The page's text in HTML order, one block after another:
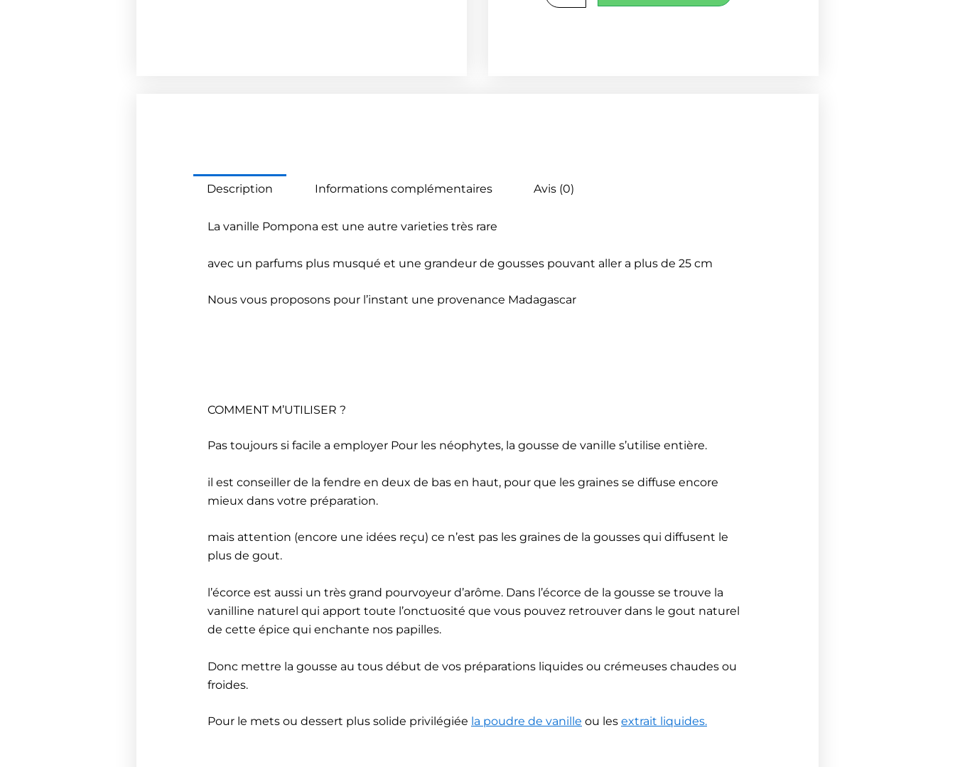
Description Informations complémentaires Avis (0)
La vanille Pompona est une autre varieties très rare
avec un parfums plus musqué et une grandeur de gousses pouvant aller a plus de 25 cm
Nous vous proposons pour l’instant une provenance Madagascar
COMMENT M’UTILISER ?
Pas toujours si facile a employer Pour les néophytes, la gousse de vanille s’utilise entière.
il est conseiller de la fendre en deux de bas en haut, pour que les graines se diffuse encore
mieux dans votre préparation.
mais attention (encore une idées reçu) ce n’est pas les graines de la gousses qui diffusent le
plus de gout.
l’écorce est aussi un très grand pourvoyeur d’arôme. Dans l’écorce de la gousse se trouve la
vanilline naturel qui apport toute l’onctuosité que vous pouvez retrouver dans le gout naturel
de cette épice qui enchante nos papilles.
Donc mettre la gousse au tous début de vos préparations liquides ou crémeuses chaudes ou
froides.
Pour le mets ou dessert plus solide privilégiée la poudre de vanille ou les extrait liquides.